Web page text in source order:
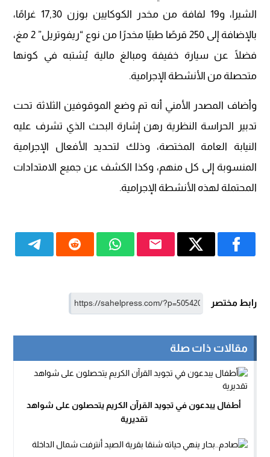
الشيرا، و19 لفافة من مخدر الكوكايين بوزن 17,30 غرامًا،
بالإضافة إلى 250 قرصًا طبيًا مخدرًا من نوع “ريفوتريل” 2 مغ،
فضلًا عن سيارة خفيفة ومبالغ مالية يُشتبه في كونها
متحصلة من الأنشطة الإجرامية.
وأضاف المصدر الأمني أنه تم وضع الموقوفين الثلاثة تحت
تدبير الحراسة النظرية رهن إشارة البحث الذي تشرف عليه
النيابة العامة المختصة، وذلك لتحديد الأفعال الإجرامية
المنسوبة إلى كل منهم، وكذا الكشف عن جميع الامتدادات
المحتملة لهذه الأنشطة الإجرامية.
رابط مختصر
مقالات ذات صلة
أطفال يبدعون في تجويد القرآن الكريم يتحصلون على شواهد
تقديرية